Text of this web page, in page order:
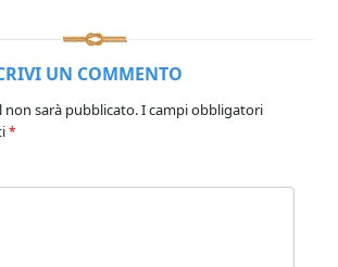
UN COMMENTO
sarà pubblicato.I campi obbligatori
*